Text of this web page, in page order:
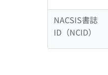
NACSIS書誌
ID（NCID）